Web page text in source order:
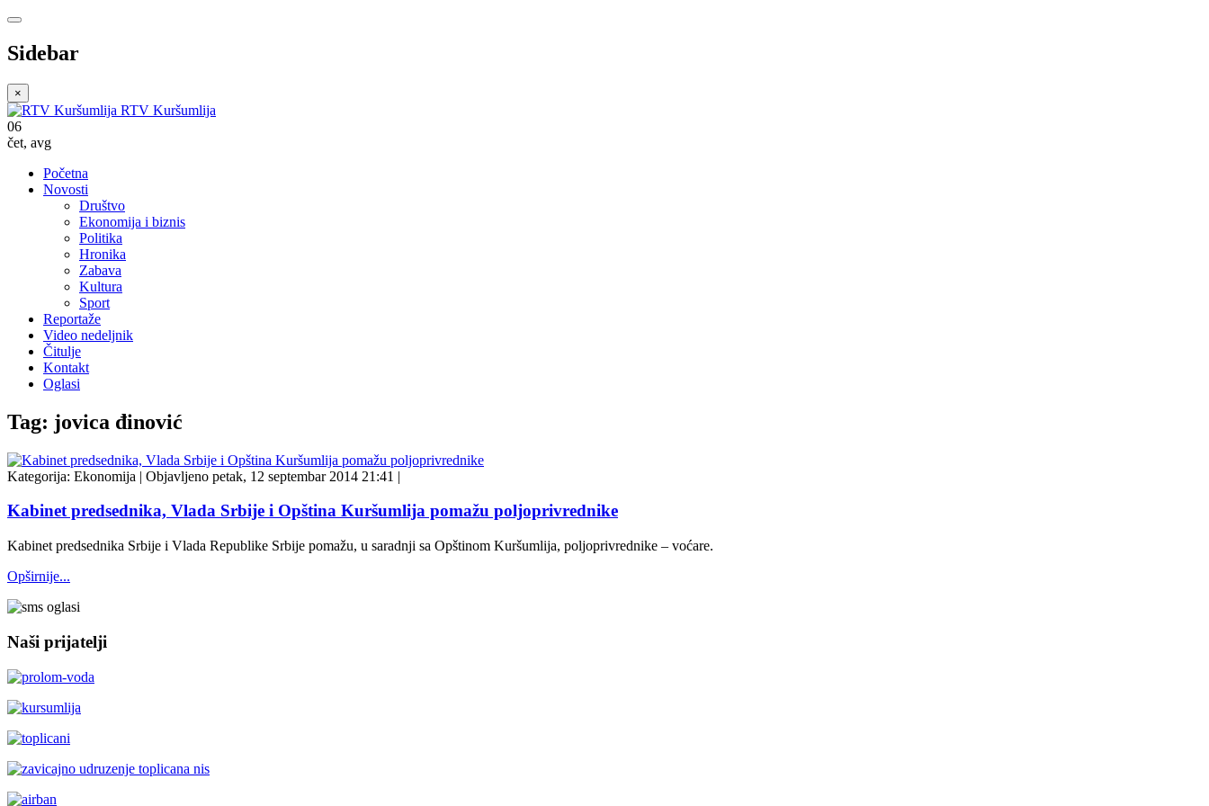
Sidebar
×
RTV Kuršumlija
06
čet, avg
Početna
Novosti
Društvo
Ekonomija i biznis
Politika
Hronika
Zabava
Kultura
Sport
Reportaže
Video nedeljnik
Čitulje
Kontakt
Oglasi
Tag: jovica đinović
Kategorija: Ekonomija | Objavljeno petak, 12 septembar 2014 21:41 |
Kabinet predsednika, Vlada Srbije i Opština Kuršumlija pomažu poljoprivrednike
Kabinet predsednika Srbije i Vlada Republike Srbije pomažu, u saradnji sa Opštinom Kuršumlija, poljoprivrednike – voćare.
Opširnije...
Naši prijatelji